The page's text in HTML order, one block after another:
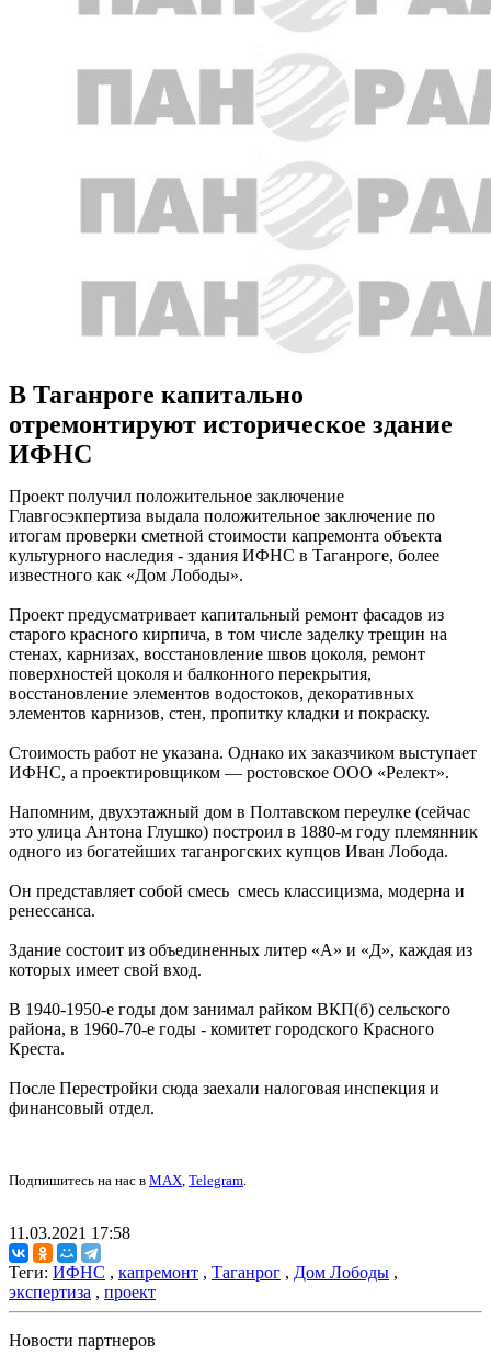
В Таганроге капитально
отремонтируют историческое здание
ИФНС
Проект получил положительное заключение
Главгосэкпертиза выдала положительное заключение по
итогам проверки сметной стоимости капремонта объекта
культурного наследия - здания ИФНС в Таганроге, более
известного как «Дом Лободы».
Проект предусматривает капитальный ремонт фасадов из
старого красного кирпича, в том числе заделку трещин на
стенах, карнизах, восстановление швов цоколя, ремонт
поверхностей цоколя и балконного перекрытия,
восстановление элементов водостоков, декоративных
элементов карнизов, стен, пропитку кладки и покраску.
Стоимость работ не указана. Однако их заказчиком выступает
ИФНС, а проектировщиком — ростовское ООО «Релект».
Напомним, двухэтажный дом в Полтавском переулке (сейчас
это улица Антона Глушко) построил в 1880-м году племянник
одного из богатейших таганрогских купцов Иван Лобода.
Он представляет собой смесь смесь классицизма, модерна и
ренессанса.
Здание состоит из объединенных литер «А» и «Д», каждая из
которых имеет свой вход.
В 1940-1950-е годы дом занимал райком ВКП(б) сельского
района, в 1960-70-е годы - комитет городского Красного
Креста.
После Перестройки сюда заехали налоговая инспекция и
финансовый отдел.
Подпишитесь на нас в MAX, Telegram.
11.03.2021 17:58
Теги: ИФНС , капремонт , Таганрог , Дом Лободы ,
экспертиза , проект
Новости партнеров